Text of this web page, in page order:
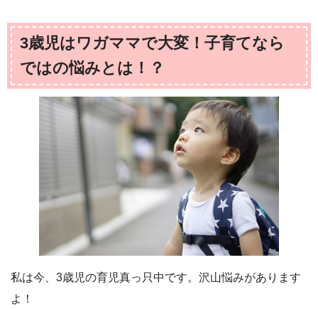
3歳児はワガママで大変！子育てなら
ではの悩みとは！？
私は今、3歳児の育児真っ只中です。沢山悩みがあります
よ！